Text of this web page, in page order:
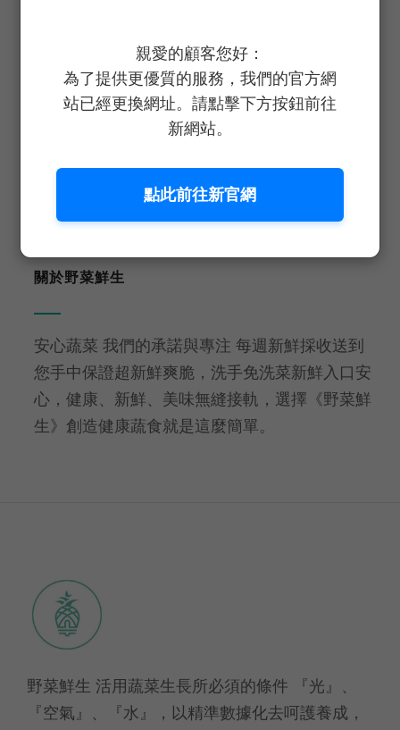
親愛的顧客您好：
為了提供更優質的服務，我們的官方網
站已經更換網址。請點擊下方按鈕前往
新網站。
點此前往新官網
無農藥 無病蟲害 低生菌數 低硝酸鹽
免洗即食
關於野菜鮮生
安心蔬菜 我們的承諾與專注 每週新鮮採收送到
您手中保證超新鮮爽脆，洗手免洗菜新鮮入口安
心，健康、新鮮、美味無縫接軌，選擇《野菜鮮
生》創造健康蔬食就是這麼簡單。
野菜鮮生 活用蔬菜生長所必須的條件 『光』、
『空氣』、『水』，以精準數據化去呵護養成，